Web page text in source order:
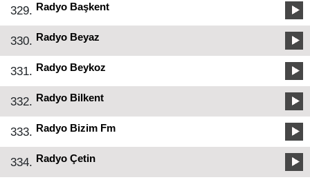
329. Radyo Başkent
330. Radyo Beyaz
331. Radyo Beykoz
332. Radyo Bilkent
333. Radyo Bizim Fm
334. Radyo Çetin